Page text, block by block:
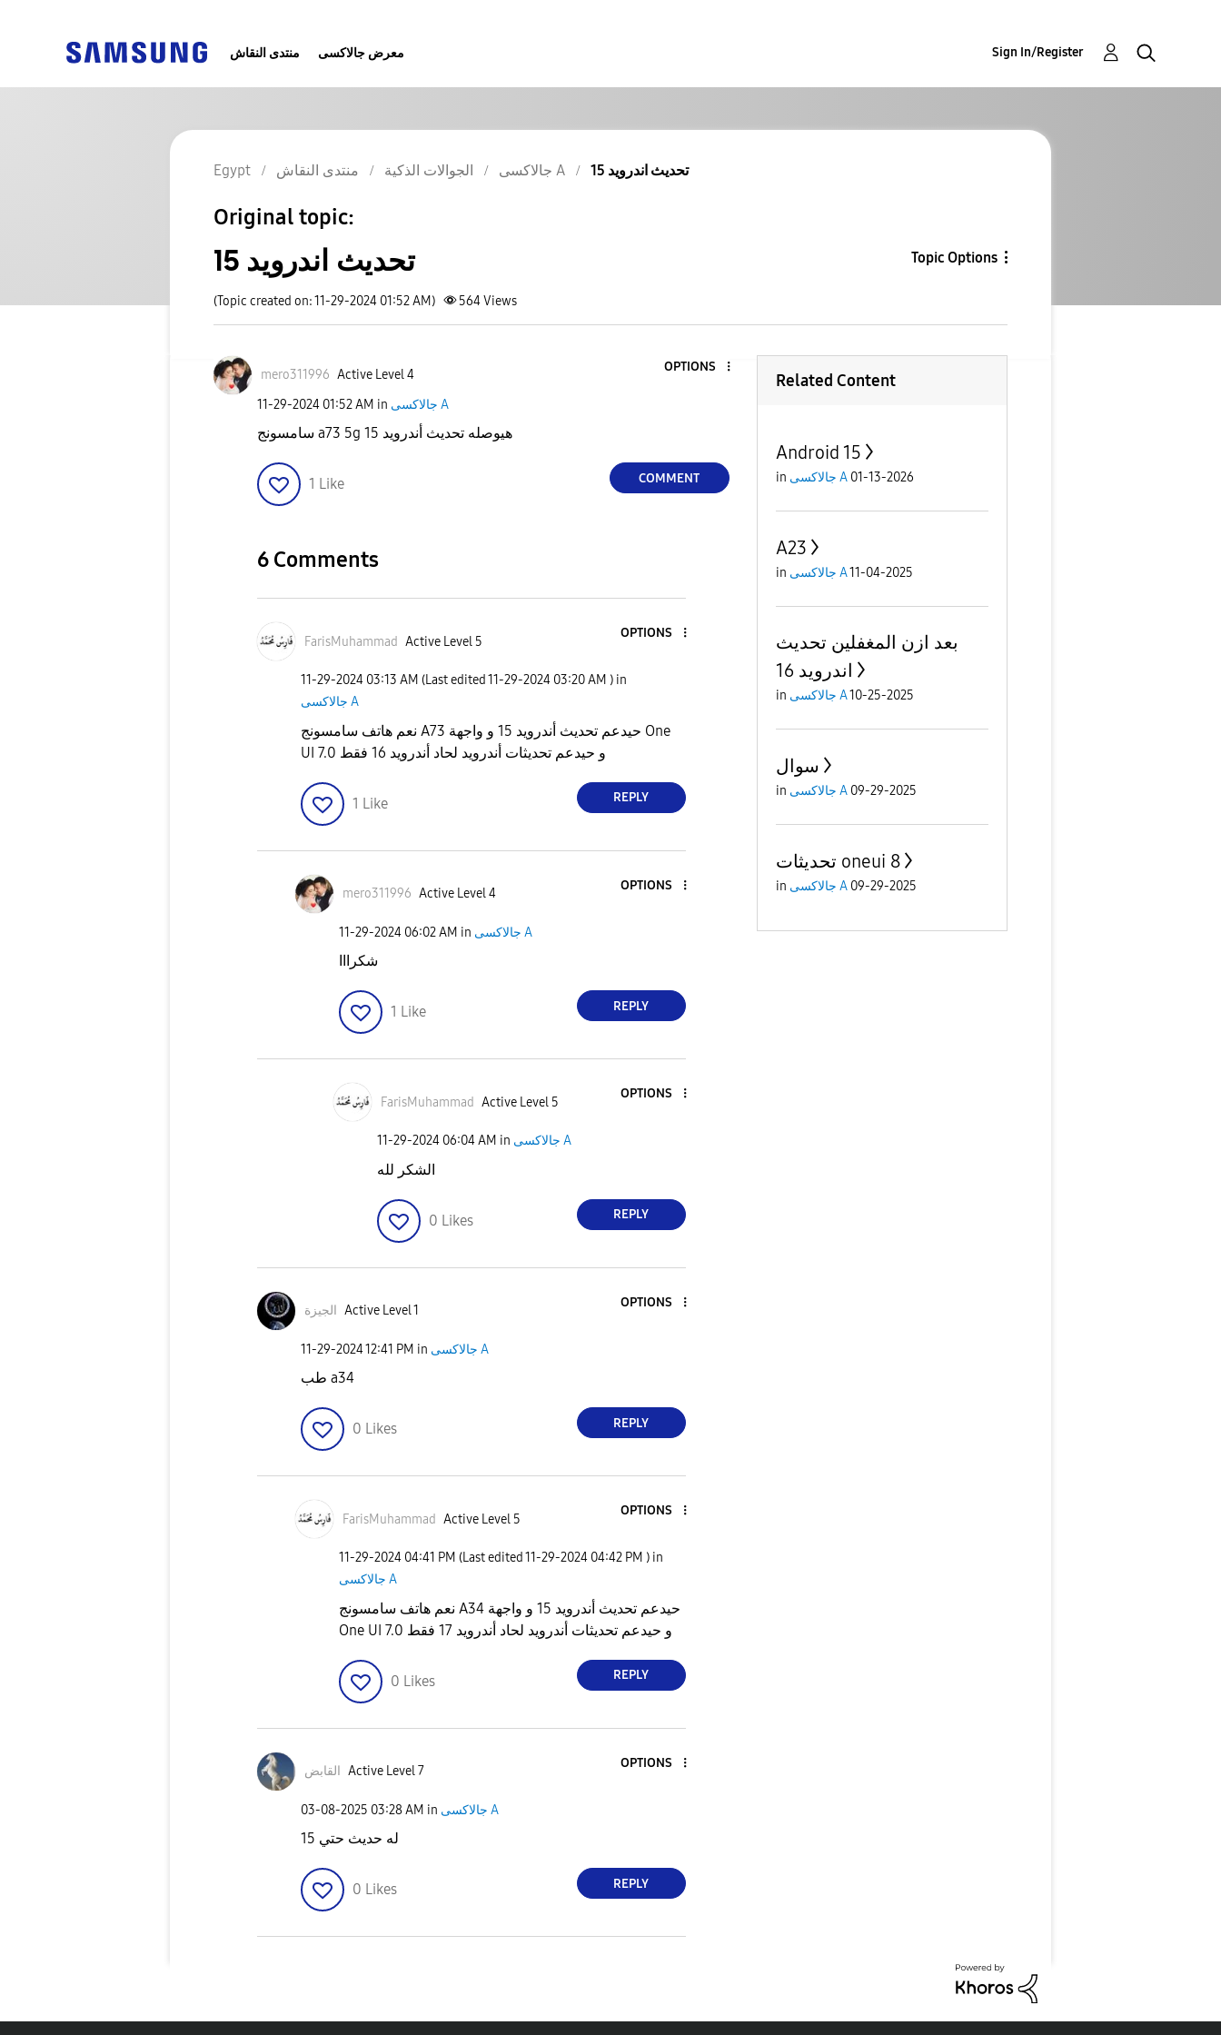
منتدى النقاش معرض جالاكسى Sign In/Register
Egypt منتدى النقاش الجوالات الذكية جالاكسى A تحديث اندرويد 15
Original topic:
تحديث اندرويد 15 Topic Options
(Topic created on: 11-29-2024 01:52 AM) 564Views
mero311996 Active Level 4
OPTIONS
‎11-29-2024 01:52 AM in جالاكسى A
سامسونج a73 5g هيوصله تحديث أندرويد 15
1 Like COMMENT
6 Comments
FarisMuhammad Active Level 5
OPTIONS
‎11-29-2024 03:13 AM (Last edited ‎11-29-2024 03:20 AM ) in
جالاكسى A
نعم هاتف سامسونج A73 حيدعم تحديث أندرويد 15 و واجهة One
UI 7.0 و حيدعم تحديثات أندرويد لحاد أندرويد 16 فقط
1 Like REPLY
mero311996 Active Level 4
OPTIONS
‎11-29-2024 06:02 AM in جالاكسى A
شكرااا
1 Like REPLY
FarisMuhammad Active Level 5
OPTIONS
‎11-29-2024 06:04 AM in جالاكسى A
الشكر لله
0 Likes REPLY
الجيزة Active Level 1
OPTIONS
‎11-29-202412:41 PM in جالاكسى A
طب a34
0 Likes REPLY
FarisMuhammad Active Level 5
OPTIONS
‎11-29-2024 04:41 PM (Last edited ‎11-29-2024 04:42 PM ) in
جالاكسى A
نعم هاتف سامسونج A34 حيدعم تحديث أندرويد 15 و واجهة
One UI 7.0 و حيدعم تحديثات أندرويد لحاد أندرويد 17 فقط
0 Likes REPLY
القابض Active Level 7
OPTIONS
‎03-08-2025 03:28 AM in جالاكسى A
له حديث حتي 15
0 Likes REPLY
Related Content
Android 15
in جالاكسى A 01-13-2026
A23
in جالاكسى A11-04-2025
بعد ازن المغفلين تحديث
اندرويد 16
in جالاكسى A10-25-2025
سوال
in جالاكسى A 09-29-2025
تحديثات oneui 8
in جالاكسى A 09-29-2025